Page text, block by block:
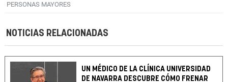
PERSONAS MAYORES
NOTICIAS RELACIONADAS
UN MÉDICO DE LA CLÍNICA UNIVERSIDAD
DE NAVARRA DESCUBRE CÓMO FRENAR